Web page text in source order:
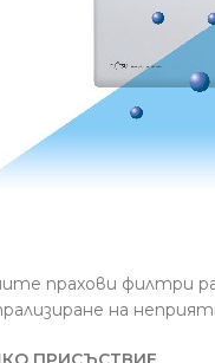
прахови филтри
на